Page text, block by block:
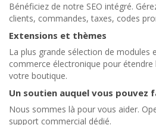
Bénéficiez de notre SEO intégré.
clients, commandes, taxes, codes
Extensions et thèmes
La plus grande sélection de modules
commerce électronique pour
votre boutique.
Un soutien auquel vous pouvez
Nous sommes là pour vous aider.
support commercial dédié.